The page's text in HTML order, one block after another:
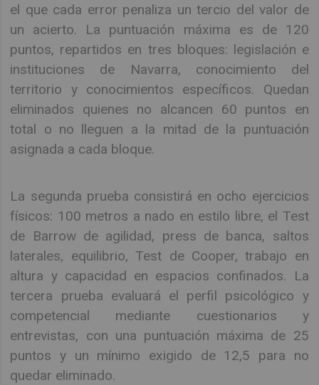
el que cada error penaliza un tercio del valor de
un acierto. La puntuación máxima es de 120
puntos, repartidos en tres bloques: legislación e
instituciones de Navarra, conocimiento del
territorio y conocimientos específicos. Quedan
eliminados quienes no alcancen 60 puntos en
total o no lleguen a la mitad de la puntuación
asignada a cada bloque.
La segunda prueba consistirá en ocho ejercicios
físicos: 100 metros a nado en estilo libre, el Test
de Barrow de agilidad, press de banca, saltos
laterales, equilibrio, Test de Cooper, trabajo en
altura y capacidad en espacios confinados. La
tercera prueba evaluará el perfil psicológico y
competencial mediante cuestionarios y
entrevistas, con una puntuación máxima de 25
puntos y un mínimo exigido de 12,5 para no
quedar eliminado.